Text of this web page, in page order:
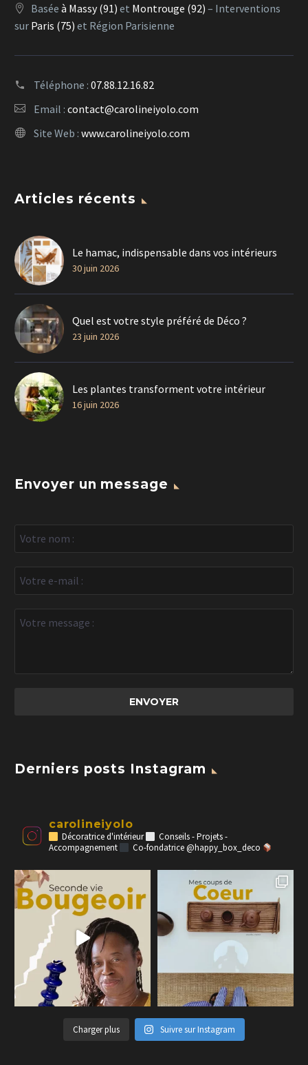
Basée à Massy (91) et Montrouge (92) – Interventions
sur Paris (75) et Région Parisienne
Téléphone : 07.88.12.16.82
Email : contact@carolineiyolo.com
Site Web : www.carolineiyolo.com
Articles récents
Le hamac, indispensable dans vos intérieurs
30 juin 2026
Quel est votre style préféré de Déco ?
23 juin 2026
Les plantes transforment votre intérieur
16 juin 2026
Envoyer un message
Derniers posts Instagram
carolineiyolo
Décoratrice d'intérieur
Conseils - Projets -
Accompagnement
Co-fondatrice @happy_box_deco
Charger plus Suivre sur Instagram